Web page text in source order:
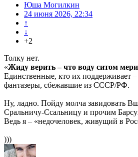
Юша Могилкин
24 июня 2026, 22:34
↑
↓
+2
Толку нет.
«Жиду верить – что воду ситом
Единственные, кто их поддерживает
фантазеры, сбежавшие из СССР/РФ.
Ну, ладно. Пойду молча завидовать
Сральничу-Ссальницу и прочим
Ведь я – «недочеловек, живущий в
)))